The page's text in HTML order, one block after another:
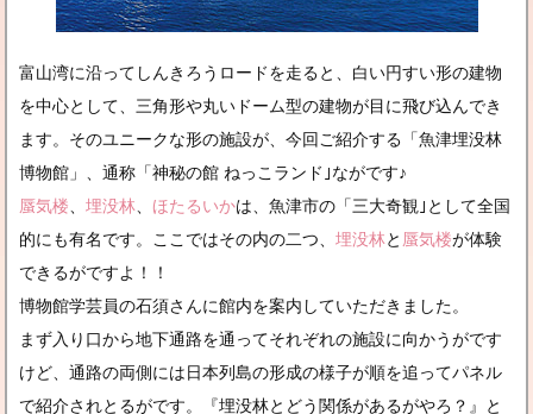
富山湾に沿ってしんきろうロードを走ると、白い円すい形の建物
を中心として、三角形や丸いドーム型の建物が目に飛び込んでき
ます。そのユニークな形の施設が、今回ご紹介する「魚津埋没林
博物館」、通称「神秘の館 ねっこランド｣ながです♪
蜃気楼 、埋没林 ほたるいかは、魚津市の「三大奇観｣として全国
的にも有名です。ここではその内の二つ、埋没林と 蜃気楼が体験
できるがですよ！！
博物館学芸員の石須さんに館内を案内していただきました。
まず入り口から地下通路を通ってそれぞれの施設に向かうがです
けど、通路の両側には日本列島の形成の様子が順を追ってパネル
で紹介されとるがです。『埋没林とどう関係があるがやろ？』と